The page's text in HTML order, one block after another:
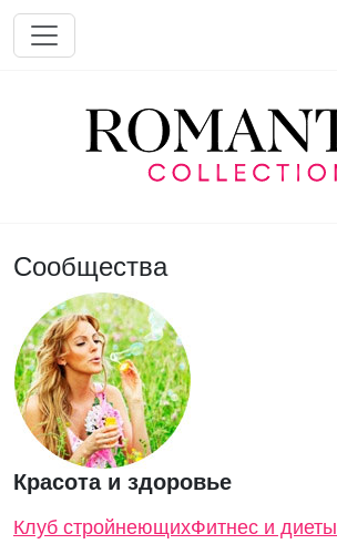
Перейти к основному содержанию
Сообщества
Красота и здоровье
Клуб стройнеющихФитнес и диеты